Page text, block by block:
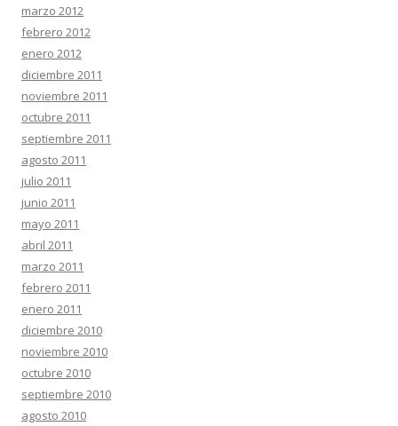
marzo 2012
febrero 2012
enero 2012
diciembre 2011
noviembre 2011
octubre 2011
septiembre 2011
agosto 2011
julio 2011
junio 2011
mayo 2011
abril 2011
marzo 2011
febrero 2011
enero 2011
diciembre 2010
noviembre 2010
octubre 2010
septiembre 2010
agosto 2010